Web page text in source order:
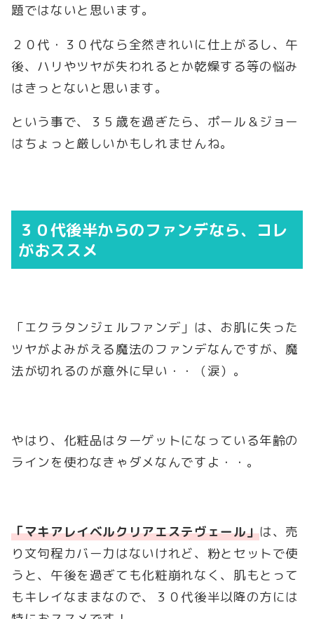
題ではないと思います。
２０代・３０代なら全然きれいに仕上がるし、午
後、ハリやツヤが失われるとか乾燥する等の悩み
はきっとないと思います。
という事で、３５歳を過ぎたら、ポール＆ジョー
はちょっと厳しいかもしれませんね。
３０代後半からのファンデなら、コレ
がおススメ
「エクラタンジェルファンデ」は、お肌に失った
ツヤがよみがえる魔法のファンデなんですが、魔
法が切れるのが意外に早い・・（涙）。
やはり、化粧品はターゲットになっている年齢の
ラインを使わなきゃダメなんですよ・・。
「マキアレイベルクリアエステヴェール」は、売
り文句程カバー力はないけれど、粉とセットで使
うと、午後を過ぎても化粧崩れなく、肌もとって
もキレイなままなので、３０代後半以降の方には